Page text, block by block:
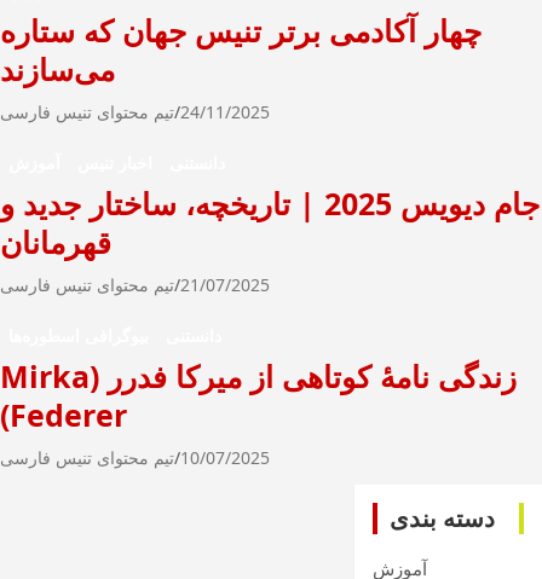
چهار آکادمی برتر تنیس جهان که ستاره
می‌سازند
24/11/2025 تیم محتوای تنیس فارسی
جام دیویس 2025 | تاریخچه، ساختار جدید و
قهرمانان
21/07/2025 تیم محتوای تنیس فارسی
زندگی نامۀ کوتاهی از میرکا فدرر (Mirka
Federer)
10/07/2025 تیم محتوای تنیس فارسی
دسته بندی
آموزش